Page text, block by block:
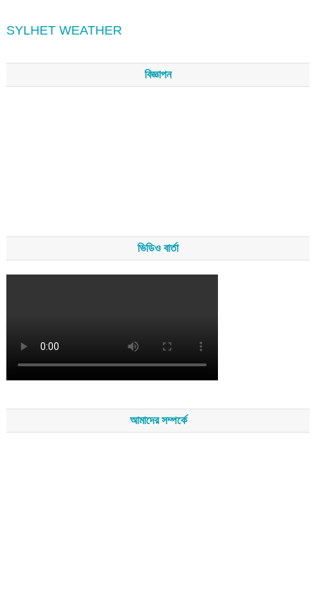
SYLHET WEATHER
বিজ্ঞাপন
ভিডিও বার্তা
আমাদের সম্পর্কে